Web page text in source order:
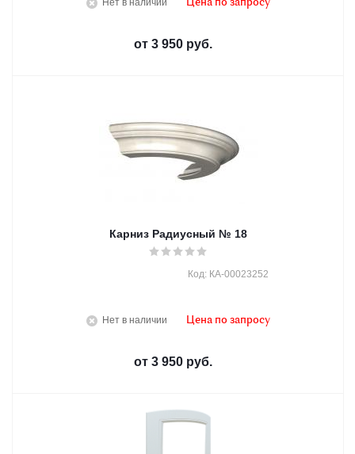
Нет в наличии Цена по запросу
от 3 950 руб.
Карниз Радиусный № 18
Нет в наличии
Код: КА-00023252
Цена по запросу
от 3 950 руб.